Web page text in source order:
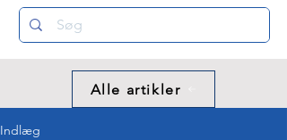
Alle artikler
Indlæg